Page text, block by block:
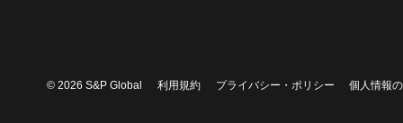
© 2026 S&P Global 利用規約 プライバシー・ポリシー 個人情報